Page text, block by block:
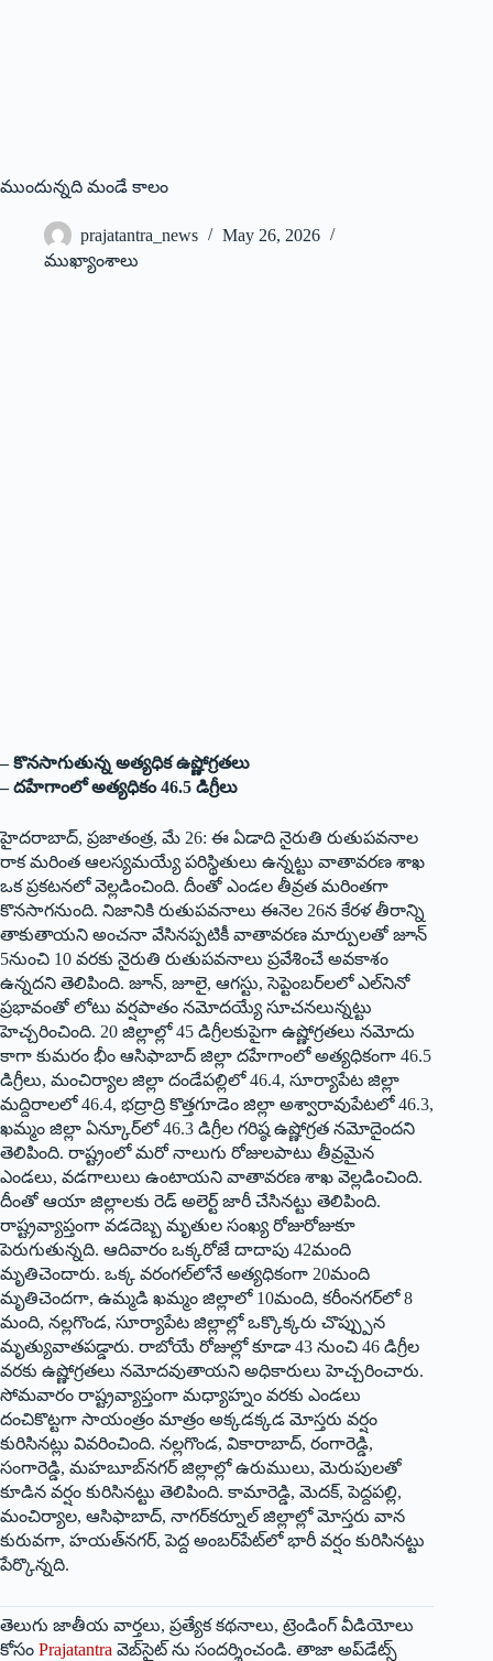
ముందున్నది మండే కాలం
prajatantra_news
May 26, 2026
ముఖ్యాంశాలు
– కొన‌సాగుతున్న‌ అత్యధిక ఉష్ణోగ్రతలు
– దహేగాంలో అత్యధికం 46.5 డిగ్రీలు
హైదరాబాద్, ప్రజాతంత్ర, మే 26: ఈ ఏడాది నైరుతి రుతుపవనాల
రాక మరింత ఆలస్యమయ్యే పరిస్థితులు ఉన్నట్టు వాతావరణ శాఖ
ఒక ప్రకటనలో వెల్లడించింది. దీంతో ఎండల తీవ్రత మరింతగా
కొనసాగనుంది. నిజానికి రుతుపవనాలు ఈనెల 26న కేరళ తీరాన్ని
తాకుతాయని అంచనా వేసినప్పటికీ వాతావరణ మార్పులతో జూన్
5నుంచి 10 వరకు నైరుతి రుతుపవనాలు ప్రవేశించే అవకాశం
ఉన్నదని తెలిపింది. జూన్, జూలై, ఆగస్టు, సెప్టెంబర్‌లలో ఎల్‌నినో
ప్రభావంతో లోటు వర్షపాతం నమోదయ్యే సూచనలున్నట్టు
హెచ్చరించింది. 20 జిల్లాల్లో 45 డిగ్రీలకుపైగా ఉష్ణోగ్రతలు నమోదు
కాగా కుమరం భీం ఆసిఫాబాద్ జిల్లా దహేగాంలో అత్యధికంగా 46.5
డిగ్రీలు, మంచిర్యాల జిల్లా దండేపల్లిలో 46.4, సూర్యాపేట జిల్లా
మద్దిరాలలో 46.4, భద్రాద్రి కొత్తగూడెం జిల్లా అశ్వారావుపేటలో 46.3,
ఖమ్మం జిల్లా ఏన్కూర్‌లో 46.3 డిగ్రీల గరిష్ఠ ఉష్ణోగ్రత నమోదైందని
తెలిపింది. రాష్ట్రంలో మరో నాలుగు రోజులపాటు తీవ్రమైన
ఎండలు, వడగాలులు ఉంటాయని వాతావరణ శాఖ వెల్లడించింది.
దీంతో ఆయా జిల్లాలకు రెడ్ అలెర్ట్ జారీ చేసినట్టు తెలిపింది.
రాష్ట్రవ్యాప్తంగా వడదెబ్బ మృతుల సంఖ్య రోజురోజుకూ
పెరుగుతున్నది. ఆదివారం ఒక్కరోజే దాదాపు 42మంది
మృతిచెందారు. ఒక్క వరంగల్‌లోనే అత్యధికంగా 20మంది
మృతిచెందగా, ఉమ్మడి ఖమ్మం జిల్లాలో 10మంది, కరీంనగర్‌లో 8
మంది, నల్లగొండ, సూర్యాపేట జిల్లాల్లో ఒక్కొక్కరు చొప్ప్పున
మృత్యువాతపడ్డారు. రాబోయే రోజుల్లో కూడా 43 నుంచి 46 డిగ్రీల
వరకు ఉష్ణోగ్రతలు నమోదవుతాయని అధికారులు హెచ్చరించారు.
సోమవారం రాష్ట్రవ్యాప్తంగా మధ్యాహ్నం వరకు ఎండలు
దంచికొట్టగా సాయంత్రం మాత్రం అక్కడక్కడ మోస్తరు వర్షం
కురిసినట్లు వివరించింది. నల్లగొండ, వికారాబాద్, రంగారెడ్డి,
సంగారెడ్డి, మహబూబ్‌నగర్ జిల్లాల్లో ఉరుములు, మెరుపులతో
కూడిన వర్షం కురిసినట్టు తెలిపింది. కామారెడ్డి, మెదక్, పెద్దపల్లి,
మంచిర్యాల, ఆసిఫాబాద్, నాగర్‌కర్నూల్ జిల్లాల్లో మోస్తరు వాన
కురువగా, హయత్‌నగర్, పెద్ద అంబర్‌పేట్‌లో భారీ వర్షం కురిసినట్టు
పేర్కొన్నది.
తెలుగు జాతీయ వార్తలు, ప్రత్యేక కథనాలు, ట్రెండింగ్ వీడియోలు
కోసం Prajatantra వెబ్‌సైట్ ను సందర్శించండి. తాజా అప్‌డేట్స్